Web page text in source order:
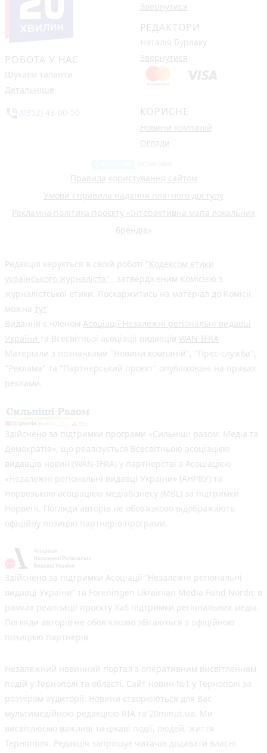
РОБОТА У НАС
Шукаєм таланти
Детальніше
Звернутися
РЕДАКТОРИ
Наталія Бурлаку
Звернутися
КОРИСНЕ
Новини компаній
Огляди
Правила користування сайтом
Умови і правила надання платного доступу
Рекламна політика проєкту «Інтерактивна мапа локальних
брендів»
Редакція керується в своїй роботі "Кодексом етики
українського журналіста" , затвердженим Комісією з
журналістської етики. Поскаржитись на матеріал до Комісії
можна тут
Видання є членом Асоціації Незалежні регіональні видавці
України та Всесвітньої асоціації видавців WAN-IFRA
Матеріали з позначками "Новини компаній", "Прес-служба",
"Реклама" та "Партнерський проєкт" опубліковані на правах
реклами.
Здійснено за підтримки програми «Сильніші разом: Медіа та
Демократія», що реалізується Всесвітньою асоціацією
видавців новин (WAN-IFRA) у партнерстві з Асоціацією
«Незалежні регіональні видавці України» (АНРВУ) та
Норвезькою асоціацією медіабізнесу (MBL) за підтримки
Норвегії. Погляди авторів не обов’язково відображають
офіційну позицію партнерів програми.
Здійснено за підтримки Асоціації “Незалежні регіональні
видавці України” та Foreningen Ukrainian Media Fund Nordic в
рамках реалізації проєкту Хаб підтримки регіональних медіа.
Погляди авторів не обов'язково збігаються з офіційною
позицією партнерів
Незалежний новинний портал з оперативним висвітленням
подій у Тернополі та області. Сайт новин №1 у Тернополі за
розміром аудиторії. Новини створюються для Вас
мультимедійною редакцією RIA та 20minut.ua. Ми
висвітлюємо важливі та цікаві події, людей, життя
Тернополя. Редакція запрошує читачів додавати власні